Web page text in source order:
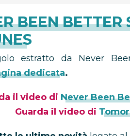
BEEN BETTER
estratto da Never
dedicata.
il video di Never Been
Guarda il video di